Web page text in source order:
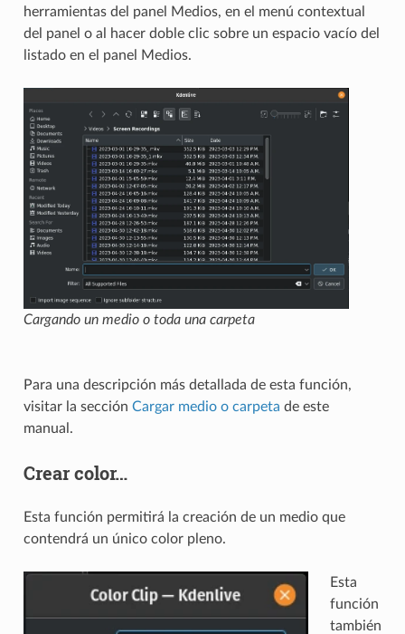
herramientas del panel Medios, en el menú contextual
del panel o al hacer doble clic sobre un espacio vacío del
listado en el panel Medios.
Cargando un medio o toda una carpeta
Para una descripción más detallada de esta función,
visitar la sección Cargar medio o carpeta de este
manual.
Crear color…
Esta función permitirá la creación de un medio que
contendrá un único color pleno.
Esta
función
también